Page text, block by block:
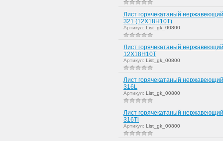
Лист горячекатаный
321 (12Х18Н10Т)
Артикул: List_gk_00800
Лист горячекатаный
12Х18Н10Т
Артикул: List_gk_00800
Лист горячекатаный
316L
Артикул: List_gk_00800
Лист горячекатаный
316Ti
Артикул: List_gk_00800